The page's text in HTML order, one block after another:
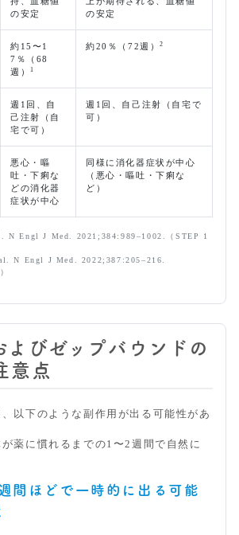
の安定
の安定
約15〜1
7％（68
週）
1
約20％（72週）2
週1回、自
己注射（自
宅で可）
週1回、自己注射（自宅で
可）
悪心・嘔
吐・下痢な
どの消化器
症状が中心
同様に消化器症状が中心
（悪心・嘔吐・下痢な
ど）
N Engl J Med. 2021;384:989–1002.（STEP 1
N Engl J Med. 2022;387:205–216.
よびゼップバウンドの
意点
以下のような副作用が出る可能性があ
薬に慣れるまでの1〜2週間で自然に
間ほどで一時的に出る可能